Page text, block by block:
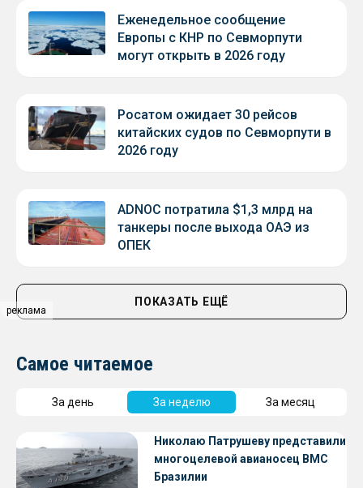
реклама
Еженедельное сообщение
Европы с КНР по Севморпути
могут открыть в 2026 году
Росатом ожидает 30 рейсов
китайских судов по Севморпути в
2026 году
ADNOC потратила $1,3 млрд на
танкеры после выхода ОАЭ из
ОПЕК
ПОКАЗАТЬ ЕЩЁ
Самое читаемое
За день За неделю За месяц
Николаю Патрушеву представили
многоцелевой авианосец ВМС
Бразилии